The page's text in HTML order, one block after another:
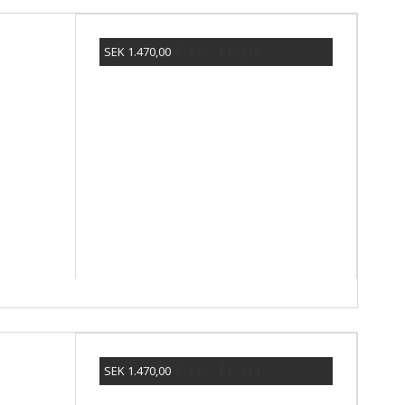
SEK 1.470,00
SEK 1.470,00